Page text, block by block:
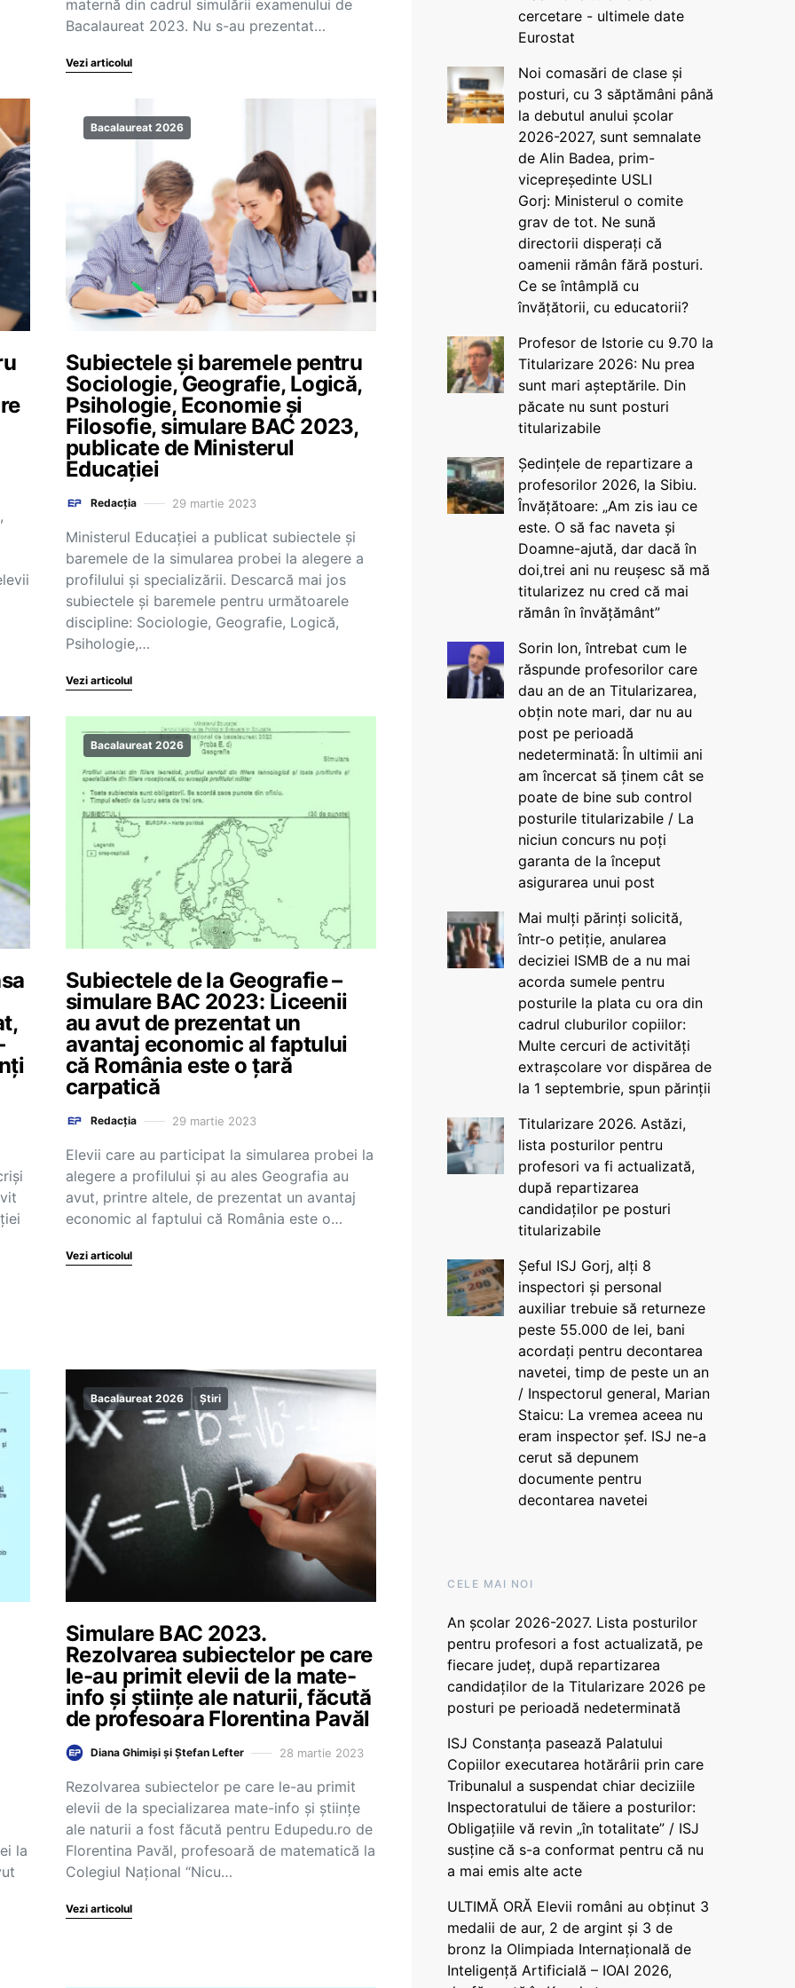
maternă din cadrul simulării examenului de
Bacalaureat 2023. Nu s-au prezentat…
Vezi articolul
Bacalaureat 2026
Subiectele și baremele pentru
Sociologie, Geografie, Logică,
Psihologie, Economie și
Filosofie, simulare BAC 2023,
publicate de Ministerul
Educației
Redacția 29 martie 2023
Ministerul Educației a publicat subiectele și
baremele de la simularea probei la alegere a
profilului și specializării. Descarcă mai jos
subiectele și baremele pentru următoarele
discipline: Sociologie, Geografie, Logică,
Psihologie,…
Vezi articolul
Bacalaureat 2026
Subiectele de la Geografie –
simulare BAC 2023: Liceenii
au avut de prezentat un
avantaj economic al faptului
că România este o țară
carpatică
Redacția 29 martie 2023
Elevii care au participat la simularea probei la
alegere a profilului și au ales Geografia au
avut, printre altele, de prezentat un avantaj
economic al faptului că România este o…
Vezi articolul
la
Bacalaureat 2026 Știri
Simulare BAC 2023.
Rezolvarea subiectelor pe care
le-au primit elevii de la mate-
info și științe ale naturii, făcută
de profesoara Florentina Pavăl
Diana Ghimiși și Ștefan Lefter 28 martie 2023
Rezolvarea subiectelor pe care le-au primit
elevii de la specializarea mate-info și științe
ale naturii a fost făcută pentru Edupedu.ro de
Florentina Pavăl, profesoară de matematică la
Colegiul Național “Nicu…
Vezi articolul
cercetare - ultimele date
Eurostat
Noi comasări de clase și
posturi, cu 3 săptămâni până
la debutul anului școlar
2026-2027, sunt semnalate
de Alin Badea, prim-
vicepreședinte USLI
Gorj: Ministerul o comite
grav de tot. Ne sună
directorii disperați că
oamenii rămân fără posturi.
Ce se întâmplă cu
învățătorii, cu educatorii?
Profesor de Istorie cu 9.70 la
Titularizare 2026: Nu prea
sunt mari așteptările. Din
păcate nu sunt posturi
titularizabile
Ședințele de repartizare a
profesorilor 2026, la Sibiu.
Învățătoare: „Am zis iau ce
este. O să fac naveta și
Doamne-ajută, dar dacă în
doi,trei ani nu reușesc să mă
titularizez nu cred că mai
rămân în învățământ”
Sorin Ion, întrebat cum le
răspunde profesorilor care
dau an de an Titularizarea,
obțin note mari, dar nu au
post pe perioadă
nedeterminată: În ultimii ani
am încercat să ținem cât se
poate de bine sub control
posturile titularizabile / La
niciun concurs nu poți
garanta de la început
asigurarea unui post
Mai mulți părinți solicită,
într-o petiție, anularea
deciziei ISMB de a nu mai
acorda sumele pentru
posturile la plata cu ora din
cadrul cluburilor copiilor:
Multe cercuri de activități
extrașcolare vor dispărea de
la 1 septembrie, spun părinții
Titularizare 2026. Astăzi,
lista posturilor pentru
profesori va fi actualizată,
după repartizarea
candidaților pe posturi
titularizabile
Șeful ISJ Gorj, alți 8
inspectori și personal
auxiliar trebuie să returneze
peste 55.000 de lei, bani
acordați pentru decontarea
navetei, timp de peste un an
/ Inspectorul general, Marian
Staicu: La vremea aceea nu
eram inspector șef. ISJ ne-a
cerut să depunem
documente pentru
decontarea navetei
CELE MAI NOI
An școlar 2026-2027. Lista posturilor
pentru profesori a fost actualizată, pe
fiecare județ, după repartizarea
candidaților de la Titularizare 2026 pe
posturi pe perioadă nedeterminată
ISJ Constanța pasează Palatului
Copiilor executarea hotărârii prin care
Tribunalul a suspendat chiar deciziile
Inspectoratului de tăiere a posturilor:
Obligațiile vă revin „în totalitate” / ISJ
susține că s-a conformat pentru că nu
a mai emis alte acte
ULTIMĂ ORĂ Elevii români au obținut 3
medalii de aur, 2 de argint și 3 de
bronz la Olimpiada Internațională de
Inteligență Artificială – IOAI 2026,